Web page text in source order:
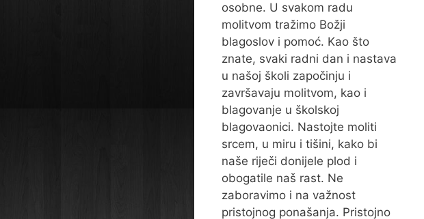
osobne. U svakom radu
molitvom tražimo Božji
blagoslov i pomoć. Kao što
znate, svaki radni dan i nastava
u našoj školi započinju i
završavaju molitvom, kao i
blagovanje u školskoj
blagovaonici. Nastojte moliti
srcem, u miru i tišini, kako bi
naše riječi donijele plod i
obogatile naš rast. Ne
zaboravimo i na važnost
pristojnog ponašanja. Pristojno